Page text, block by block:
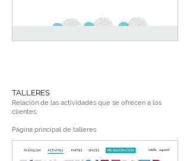
TALLERES
Relación de las actividades que se ofrecen a los
clientes.
​Página principal de talleres